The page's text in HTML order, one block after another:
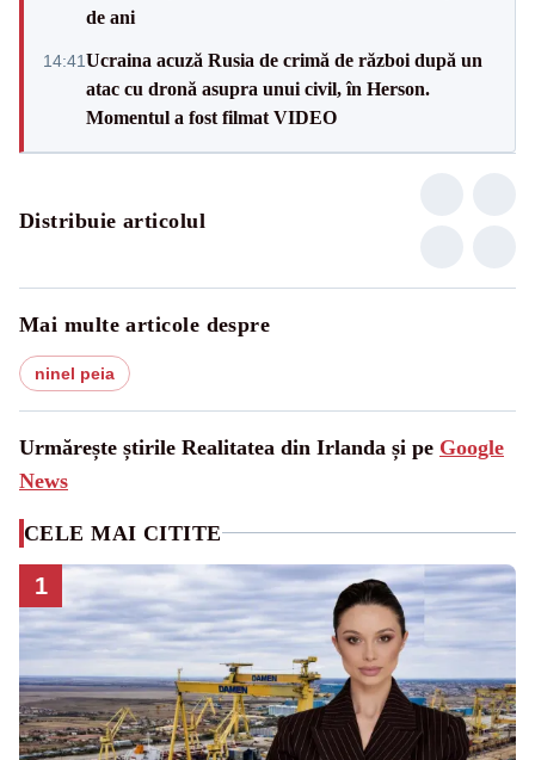
de ani
14:41Ucraina acuză Rusia de crimă de război după un
atac cu dronă asupra unui civil, în Herson.
Momentul a fost filmat VIDEO
Distribuie articolul
Mai multe articole despre
ninel peia
Urmărește știrile Realitatea din Irlanda și pe Google
News
CELE MAI CITITE
1